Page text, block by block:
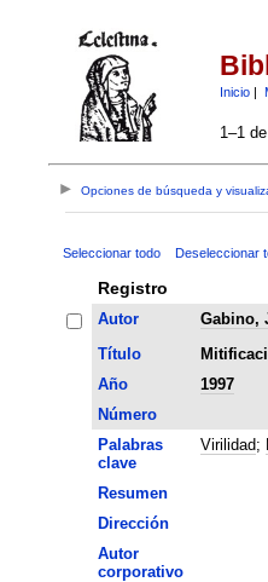
Inicio|
1–1
Opciones de búsqueda y
Seleccionar todo Deseleccionar
Registro
Autor
Gabino,
Título
Año
1997
Número
Palabras
clave
Virilidad;
Resumen
Dirección
Autor
corporativo